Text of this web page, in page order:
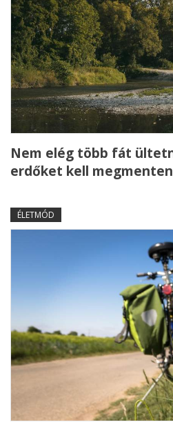
Nem elég több fát
erdőket kell
ÉLETMÓD